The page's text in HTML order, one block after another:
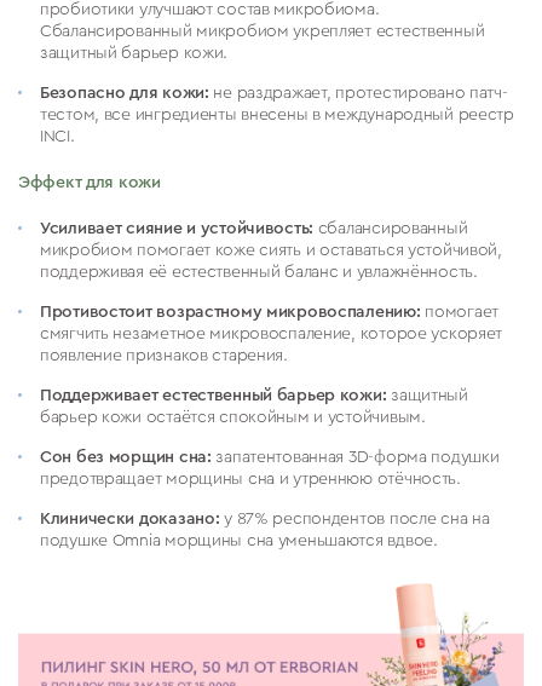
пробиотики улучшают состав микробиома.
Сбалансированный микробиом укрепляет естественный
защитный барьер кожи.
Безопасно для кожи: не раздражает, протестировано патч-
тестом, все ингредиенты внесены в международный реестр
INCI.
Эффект для кожи
Усиливает сияние и устойчивость: сбалансированный
микробиом помогает коже сиять и оставаться устойчивой,
поддерживая её естественный баланс и увлажнённость.
Противостоит возрастному микровоспалению: помогает
смягчить незаметное микровоспаление, которое ускоряет
появление признаков старения.
Поддерживает естественный барьер кожи: защитный
барьер кожи остаётся спокойным и устойчивым.
Сон без морщин сна: запатентованная 3D-форма подушки
предотвращает морщины сна и утреннюю отёчность.
Клинически доказано: у 87% респондентов после сна на
подушке Omnia морщины сна уменьшаются вдвое.